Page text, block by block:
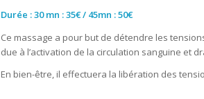
Durée : 30 mn : 35€ / 45mn : 50€
Ce massage a pour but de détendre les
due à lʼactivation de la circulation sanguine et
En bien-être, il effectuera la libération des